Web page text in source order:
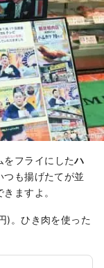
をフライにしたハ
も揚げたてが並
ますよ。
)。ひき肉を使った